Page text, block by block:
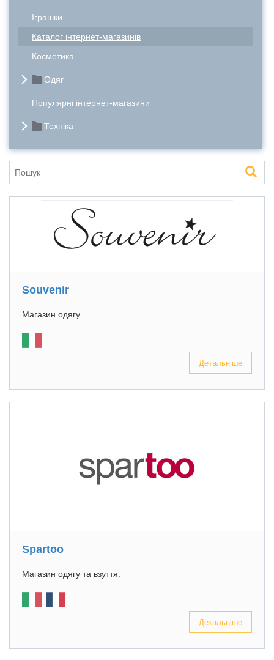
Іграшки
Каталог інтернет-магазинів
Косметика
Одяг
Популярні інтернет-магазини
Техніка
Souvenir
Магазин одягу.
Детальніше
Spartoo
Магазин одягу та взуття.
Детальніше